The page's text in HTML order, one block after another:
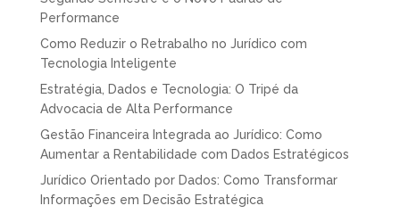
Performance
Como Reduzir o Retrabalho no Jurídico com
Tecnologia Inteligente
Estratégia, Dados e Tecnologia: O Tripé da
Advocacia de Alta Performance
Gestão Financeira Integrada ao Jurídico: Como
Aumentar a Rentabilidade com Dados Estratégicos
Jurídico Orientado por Dados: Como Transformar
Informações em Decisão Estratégica